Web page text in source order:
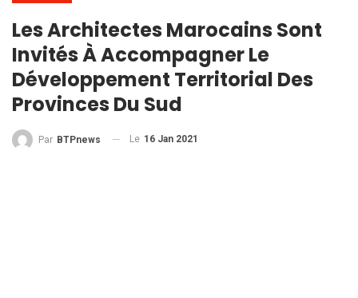
Les Architectes Marocains Sont
Invités À Accompagner Le
Développement Territorial Des
Provinces Du Sud
Par BTPnews Le 16 Jan 2021